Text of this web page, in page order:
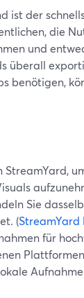
ist der
die
und
überall
benötigen,
Sie
(StreamYard
für